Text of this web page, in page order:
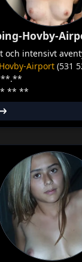
Hovby-
och intensivt
Airport (531
** **